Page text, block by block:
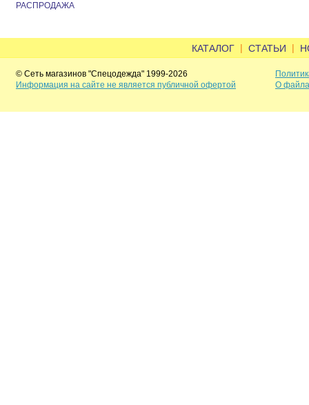
РАСПРОДАЖА
КАТАЛОГ | СТАТЬИ |
© Сеть магазинов "Спецодежда" 1999-2026
Информация на сайте не является публичной офертой
О